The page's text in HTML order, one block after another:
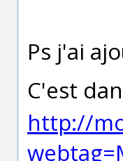
Ps j'ai
C'est
http://